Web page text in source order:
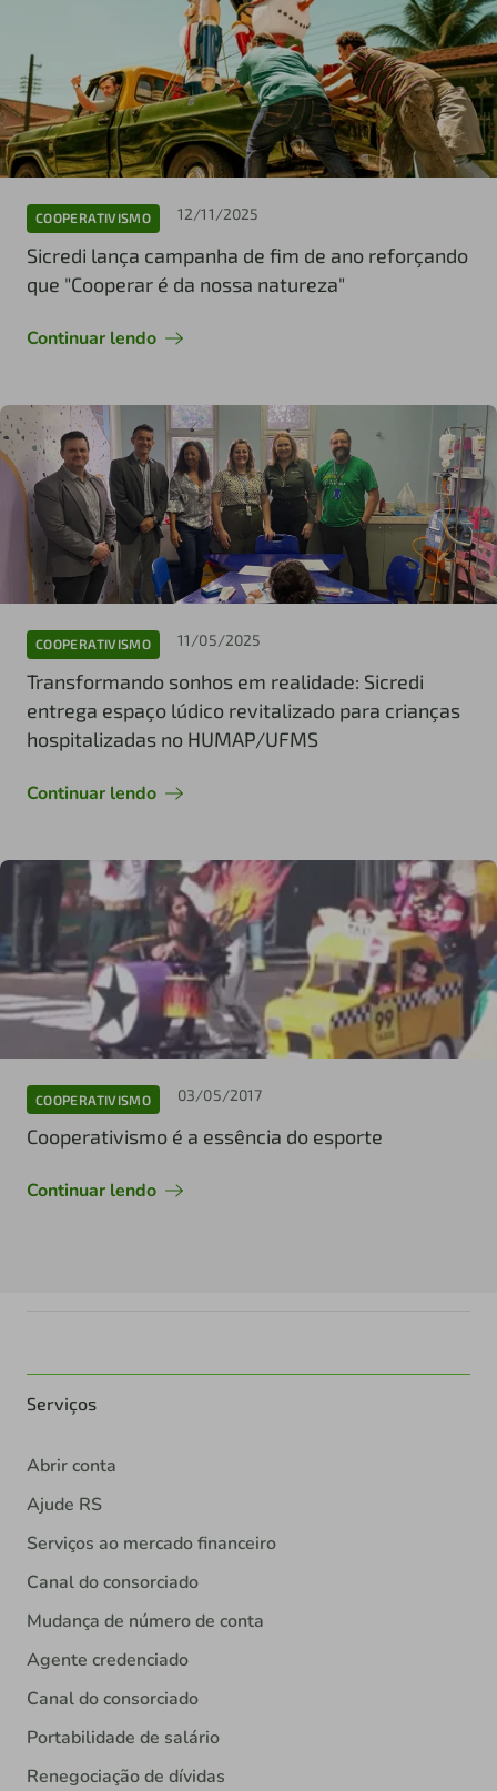
COOPERATIVISMO 12/11/2025
Sicredi lança campanha de fim de ano reforçando
que "Cooperar é da nossa natureza"
Continuar lendo
COOPERATIVISMO 11/05/2025
Transformando sonhos em realidade: Sicredi
entrega espaço lúdico revitalizado para crianças
hospitalizadas no HUMAP/UFMS
Continuar lendo
COOPERATIVISMO 03/05/2017
Cooperativismo é a essência do esporte
Continuar lendo
Serviços
Abrir conta
Ajude RS
Serviços ao mercado financeiro
Canal do consorciado
Mudança de número de conta
Agente credenciado
Canal do consorciado
Portabilidade de salário
Renegociação de dívidas